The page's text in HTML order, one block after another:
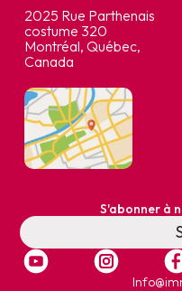
2025 Rue Parthenais
costume 320
Montréal, Québec,
Canada
S'abonner à